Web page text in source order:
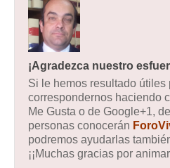
¡Agradezca nuestro
Si le hemos resultado útiles
correspondernos haciendo
Me Gusta o de Google+1,
personas conocerán
podremos ayudarlas
¡¡Muchas gracias por